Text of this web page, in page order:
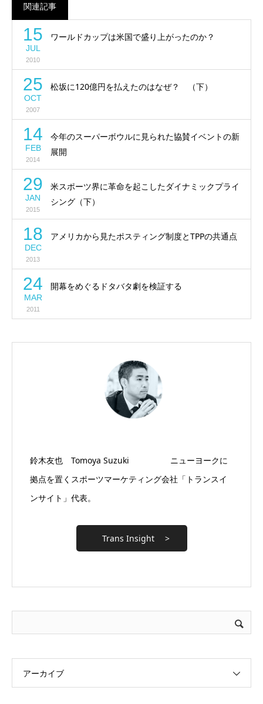
関連記事
15
JUL
2010
ワールドカップは米国で盛り上がったのか？
25
OCT
2007
松坂に120億円を払えたのはなぜ？ （下）
14
FEB
2014
今年のスーパーボウルに見られた協賛イベントの新
展開
29
JAN
2015
米スポーツ界に革命を起こしたダイナミックプライ
シング（下）
18
DEC
2013
アメリカから見たポスティング制度とTPPの共通点
24
MAR
2011
開幕をめぐるドタバタ劇を検証する
鈴木友也 Tomoya Suzuki ニューヨークに
拠点を置くスポーツマーケティング会社「トランスイ
ンサイト」代表。
Trans Insight >
アーカイブ